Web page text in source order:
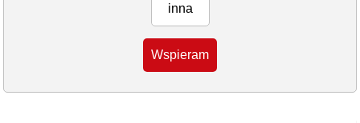
inna
Wspieram